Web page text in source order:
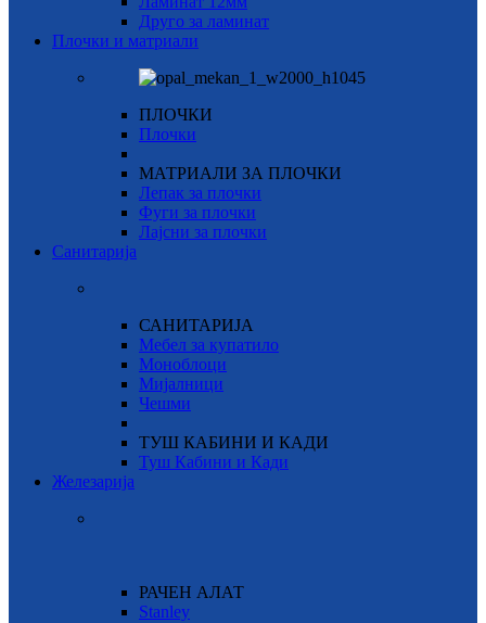
Друго за ламинат
Плочки и матриали
ПЛОЧКИ
Плочки
МАТРИАЛИ ЗА ПЛОЧКИ
Лепак за плочки
Фуги за плочки
Лајсни за плочки
Санитарија
САНИТАРИЈА
Мебел за купатило
Моноблоци
Мијалници
Чешми
ТУШ КАБИНИ И КАДИ
Туш Кабини и Кади
Железарија
РАЧЕН АЛАТ
Stanley